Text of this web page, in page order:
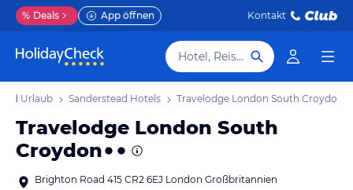
% Deals App öffnen Kontakt
Hotel, Reiseziel
Urlaub Sanderstead Hotels Travelodge London South Croydon
Travelodge London South
Croydon
Brighton Road 415 CR2 6EJ London Großbritannien